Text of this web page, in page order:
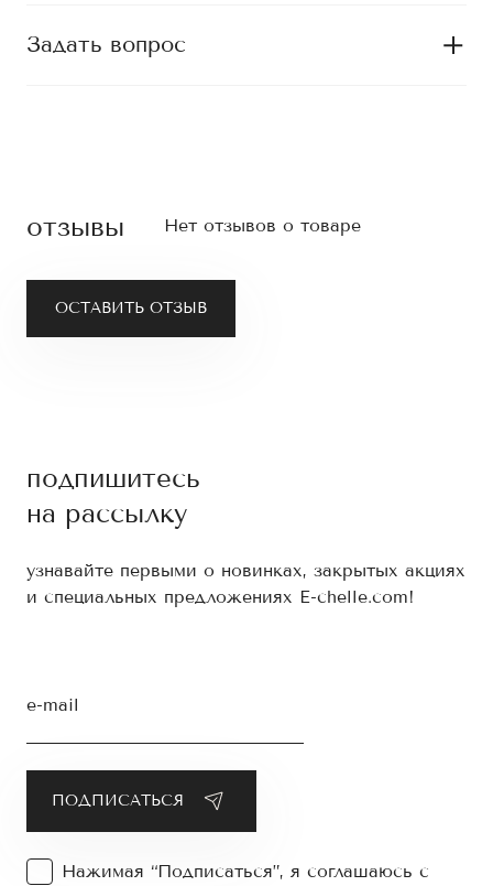
Задать вопрос
отзывы Нет отзывов о товаре
ОСТАВИТЬ ОТЗЫВ
подпишитесь
на рассылку
узнавайте первыми о новинках, закрытых акциях
и специальных предложениях E-chelle.com!
e-mail
Нажимая “Подписаться”, я соглашаюсь с